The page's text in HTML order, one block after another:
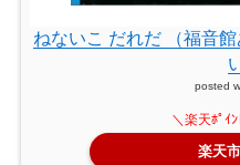
ねないこ だれだ （福音
posted
楽天